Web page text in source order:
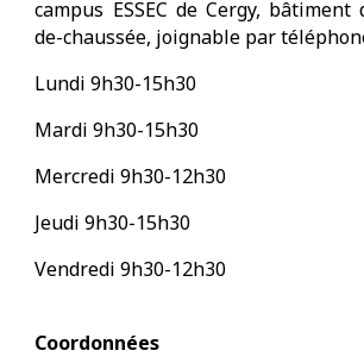
campus ESSEC de Cergy,
de-chaussée, joignable par
Lundi 9h30-15h30
Mardi 9h30-15h30
Mercredi 9h30-12h30
Jeudi 9h30-15h30
Vendredi 9h30-12h30
Coordonnées